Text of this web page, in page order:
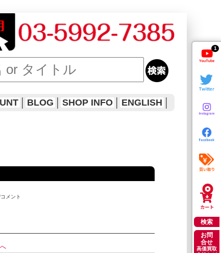
1
検索
お問
合せ
高価買取
BLOG SHOP INFO ENGLISH
メント